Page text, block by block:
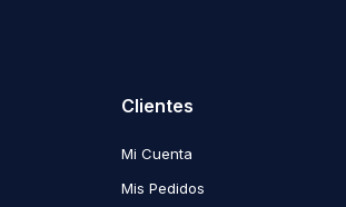
Clientes
Mi Cuenta
Mis Pedidos